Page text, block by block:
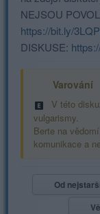
NEJSOU
https://bit.ly/
DISKUSE:
Varování
V této
vulgarismy.
Berte na
komunikace a
Od